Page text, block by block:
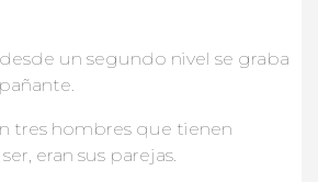
un segundo nivel se graba
tres hombres que tienen
eran sus parejas.